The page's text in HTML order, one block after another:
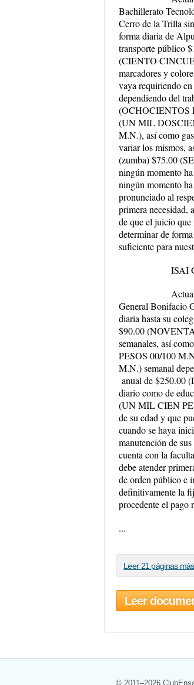
Bachillerato
Cerro de la Trilla
forma diaria de
transporte público
(CIENTO
marcadores y
vaya requiriendo
dependiendo del
(OCHOCIENTOS
(UN MIL
M.N.), así como
variar los mismos,
(zumba) $75.00
ningún momento
ningún momento
pronunciado al
primera necesidad,
de que el juicio que
determinar de
suficiente para
ISAI
Actual
General Bonifacio
diaria hasta su
$90.00
semanales, así
PESOS 00/100
M.N.) semanal
anual de $250.00
diario como de
(UN MIL CIEN
de su edad y que
cuando se haya
manutención de
cuenta con la
debe atender
de orden público e
definitivamente la
procedente el pago
...
Leer 21 páginas
Leer
© 2011–2026